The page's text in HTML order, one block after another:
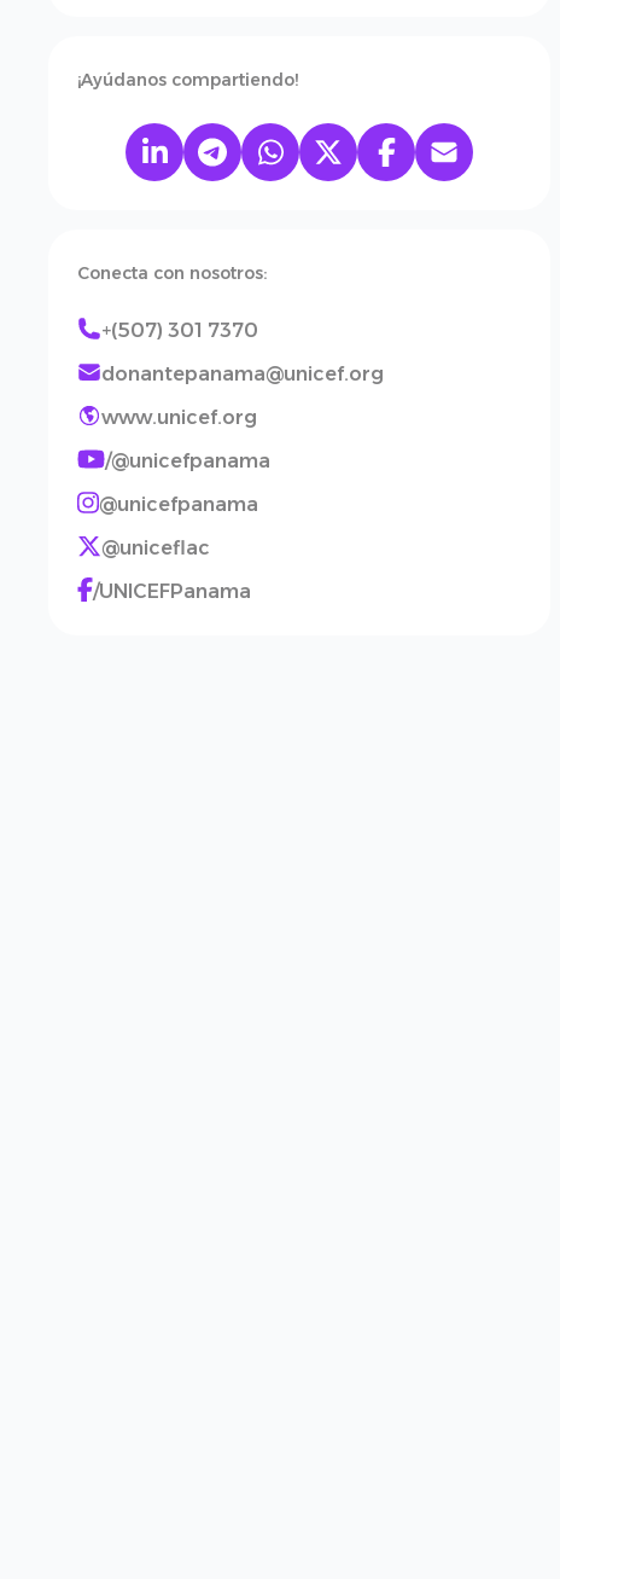
¡Ayúdanos compartiendo!
Conecta con nosotros:
+(507) 301 7370
donantepanama@unicef.org
www.unicef.org
/@unicefpanama
@unicefpanama
@uniceflac
/UNICEFPanama